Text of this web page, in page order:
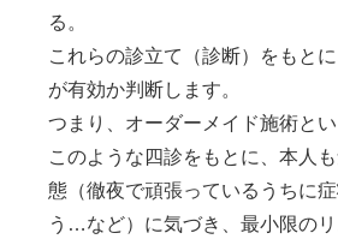
る。
これらの診立て（診断）をもと
が有効か判断します。
つまり、オーダーメイド施術とい
このような四診をもとに、本人
態（徹夜で頑張っているうちに
う…など）に気づき、最小限の